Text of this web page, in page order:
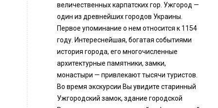
величественных карпатских гор. Ужгород —
один из древнейших городов Украины.
Первое упоминание о нем относится к 1154
году. Интереснейшая, богатая событиями
история города, его многочисленные
архитектурные памятники, замки,
монастыри — привлекают тысячи туристов.
Во время экскурсии Вы увидите старинный
Ужгородский замок, здание городской